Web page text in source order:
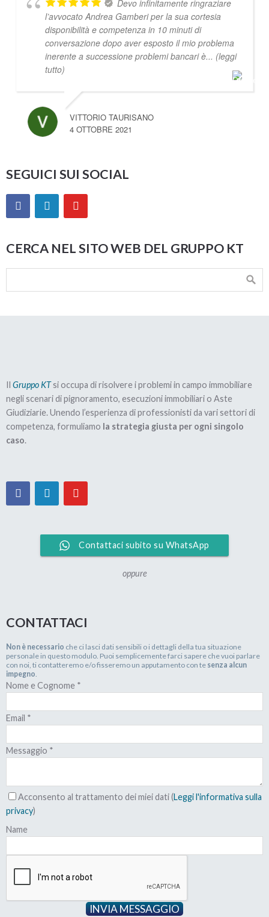
Devo infinitamente ringraziare
l’avvocato Andrea Gamberi per la sua cortesia
disponibilità e competenza in 10 minuti di
conversazione dopo aver esposto il mio problema
inerente a successione problemi bancari è... (leggi
tutto)
VITTORIO TAURISANO
4 OTTOBRE 2021
SEGUICI SUI SOCIAL
CERCA NEL SITO WEB DEL GRUPPO KT
Il Gruppo KTsi occupa di risolvere i problemi in campo immobiliare
negli scenari di pignoramento, esecuzioni immobiliari o Aste
Giudiziarie. Unendo l’esperienza di professionisti da vari settori di
competenza, formuliamo la strategia giusta per ogni singolo
caso.
Contattaci subito su WhatsApp
oppure
CONTATTACI
Non è necessario che ci lasci dati sensibili o i dettagli della tua situazione
personale in questo modulo. Puoi semplicemente farci sapere che vuoi parlare
con noi, ti contatteremo e/o fisseremo un apputamento con te senza alcun
impegno
Nome e Cognome *
Email *
Messaggio *
Acconsento al trattamento dei miei dati (Leggi l'informativa sulla
privacy)
Name
INVIA MESSAGGIO